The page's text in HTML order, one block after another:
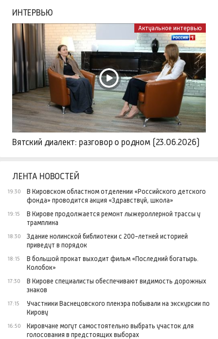
ИНТЕРВЬЮ
Актуальное интервью
Вятский диалект: разговор о родном (23.06.2026)
ЛЕНТА НОВОСТЕЙ
19:30
В Кировском областном отделении «Российского детского
фонда» проводится акция «Здравствуй, школа»
19:15
В Кирове продолжается ремонт лыжероллерной трассы у
трамплина
18:30
Здание нолинской библиотеки с 200-летней историей
приведут в порядок
18:15
В большой прокат выходит фильм «Последний богатырь.
Колобок»
17:30
В Кирове специалисты обеспечивают видимость дорожных
знаков
17:15
Участники Васнецовского пленэра побывали на экскурсии по
Кирову
16:50
Кировчане могут самостоятельно выбрать участок для
голосования в предстоящих выборах